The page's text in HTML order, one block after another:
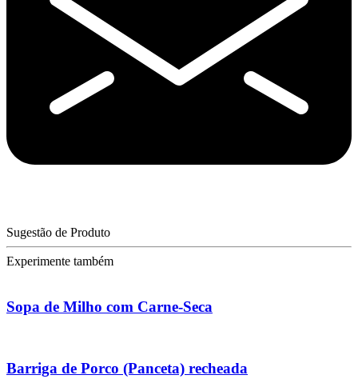
Sugestão de Produto
Experimente também
Sopa de Milho com Carne-Seca
Barriga de Porco (Panceta) recheada